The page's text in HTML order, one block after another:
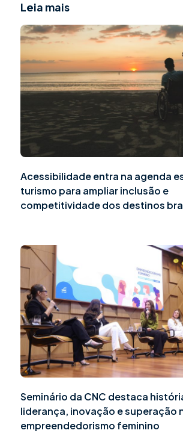
Leia mais
Acessibilidade entra na agenda
turismo para ampliar inclusão e
competitividade dos destinos
Seminário da CNC destaca
liderança, inovação e superação
empreendedorismo feminino